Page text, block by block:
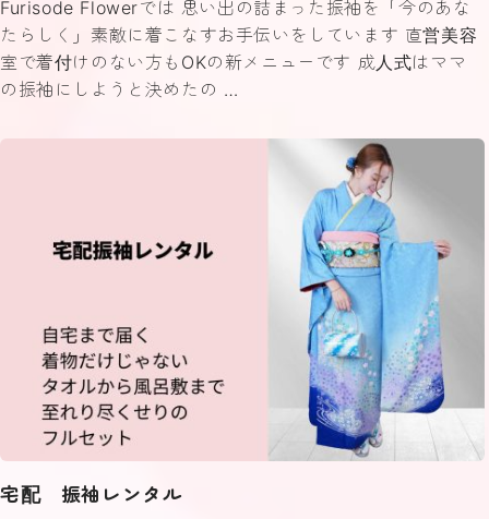
Furisode Flowerでは 思い出の詰まった振袖を「今のあな
たらしく」素敵に着こなすお手伝いをしています 直営美容
室で着付けのない方もOKの新メニューです 成人式はママ
の振袖にしようと決めたの …
宅配 振袖レンタル